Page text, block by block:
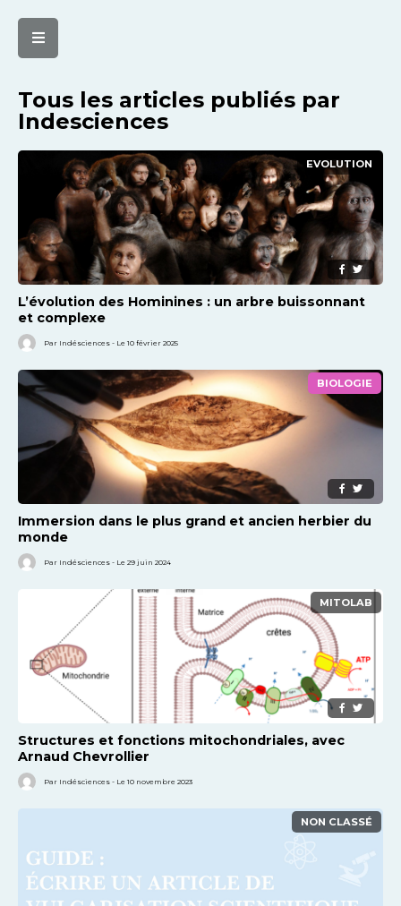
Tous les articles publiés par
Indesciences
EVOLUTION
L’évolution des Hominines : un arbre buissonnant
et complexe
Par Indésciences - Le 10 février 2025
BIOLOGIE
Immersion dans le plus grand et ancien herbier du
monde
Par Indésciences - Le 29 juin 2024
MITOLAB
Structures et fonctions mitochondriales, avec
Arnaud Chevrollier
Par Indésciences - Le 10 novembre 2023
NON CLASSÉ